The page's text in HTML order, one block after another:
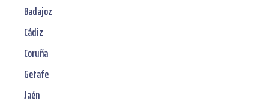
Badajoz
Cádiz
Coruña
Getafe
Jaén